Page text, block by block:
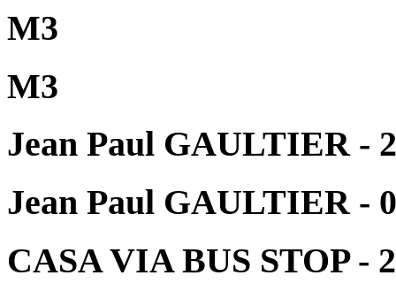
M3
M3
Jean Paul GAULTIER - 2
Jean Paul GAULTIER -
CASA VIA BUS STOP - 2